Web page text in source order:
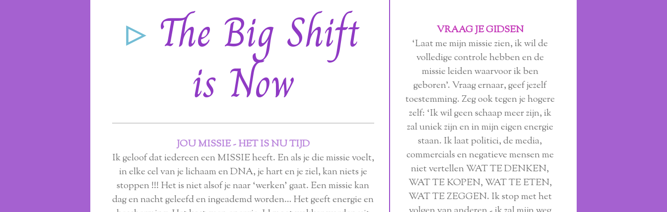
▹ The Big Shift
is Now
JOU MISSIE - HET IS NU TIJD
Ik geloof dat iedereen een MISSIE heeft. En als je die missie voelt,
in elke cel van je lichaam en DNA, je hart en je ziel, kan niets je
stoppen !!! Het is niet alsof je naar ‘werken’ gaat. Een missie kan
dag en nacht geleefd en ingeademd worden… Het geeft energie en
VRAAG JE GIDSEN
‘Laat me mijn missie zien, ik wil de
volledige controle hebben en de
missie leiden waarvoor ik ben
geboren’. Vraag ernaar, geef jezelf
toestemming. Zeg ook tegen je hogere
zelf: ‘Ik wil geen schaap meer zijn, ik
zal uniek zijn en in mijn eigen energie
staan. Ik laat politici, de media,
commercials en negatieve mensen me
niet vertellen WAT TE DENKEN,
WAT TE KOPEN, WAT TE ETEN,
WAT TE ZEGGEN. Ik stop met het